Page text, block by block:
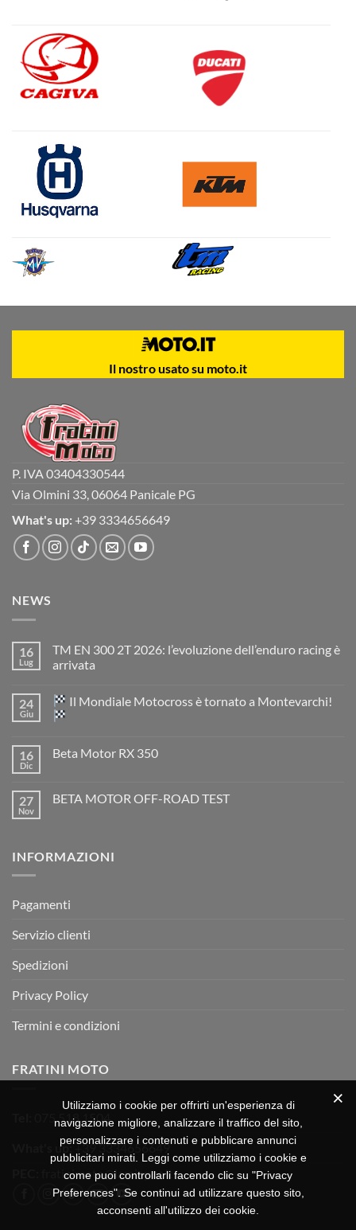
Il nostro usato su moto.it
P. IVA 03404330544
Via Olmini 33, 06064 Panicale PG
What's up: +39 3334656649
NEWS
16
Lug
TM EN 300 2T 2026: l’evoluzione dell’enduro racing è
arrivata
su
TM
EN
2026:
è
arrivata
24
Giu
Il Mondiale Motocross è tornato a Montevarchi!
su
Motocross
è
16
Dic
Beta Motor RX 350
Beta
27
Nov
BETA MOTOR OFF-ROAD TEST
MOTOR
INFORMAZIONI
Pagamenti
Servizio clienti
Spedizioni
Privacy Policy
Termini e condizioni
FRATINI MOTO
075 518 1504
What's up: +39 3334656649
fratinimoto@lamiapec.it
Utilizziamo i cookie per offrirti un'esperienza di
navigazione migliore, analizzare il traffico del sito,
personalizzare i contenuti e pubblicare annunci
pubblicitari mirati. Leggi come utilizziamo i cookie e
come puoi controllarli facendo clic su "Privacy
Preferences". Se continui ad utilizzare questo sito,
acconsenti all'utilizzo dei cookie.